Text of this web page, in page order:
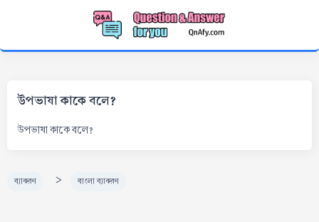
উপভাষা কাকে বলে?
উপভাষা কাকে বলে?
ব্যাকরণ > বাংলা ব্যাকরণ